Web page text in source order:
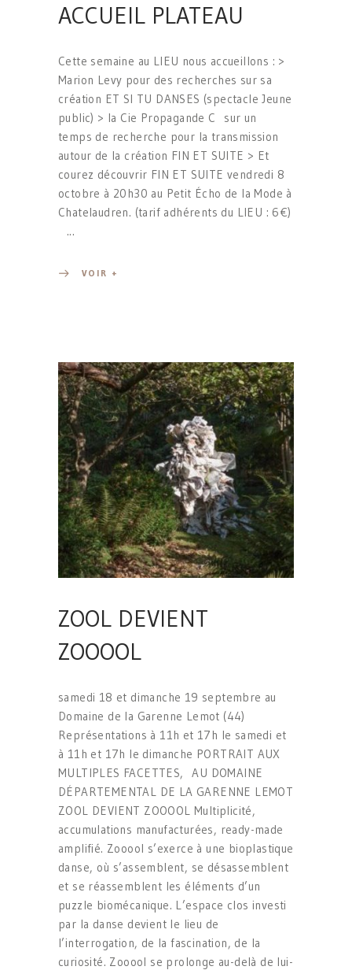
ACCUEIL PLATEAU
Cette semaine au LIEU nous accueillons : >
Marion Levy pour des recherches sur sa
création ET SI TU DANSES (spectacle Jeune
public) > la Cie Propagande C sur un
temps de recherche pour la transmission
autour de la création FIN ET SUITE > Et
courez découvrir FIN ET SUITE vendredi 8
octobre à 20h30 au Petit Écho de la Mode à
Chatelaudren. (tarif adhérents du LIEU : 6€)
VOIR +
ZOOL DEVIENT
ZOOOOL
samedi 18 et dimanche 19 septembre au
Domaine de la Garenne Lemot (44)
Représentations à 11h et 17h le samedi et
à 11h et 17h le dimanche PORTRAIT AUX
MULTIPLES FACETTES, AU DOMAINE
DÉPARTEMENTAL DE LA GARENNE LEMOT
ZOOL DEVIENT ZOOOOL Multiplicité,
accumulations manufacturées, ready-made
amplifié. Zooool s’exerce à une bioplastique
danse, où s’assemblent, se désassemblent
et se réassemblent les éléments d’un
puzzle biomécanique. L’espace clos investi
par la danse devient le lieu de
l’interrogation, de la fascination, de la
curiosité. Zooool se prolonge au-delà de lui-